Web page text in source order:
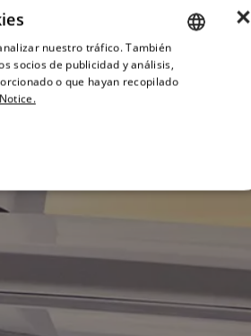
FINNISH
×
nuestro tráfico. También
socios de publicidad y análisis,
o que hayan recopilado